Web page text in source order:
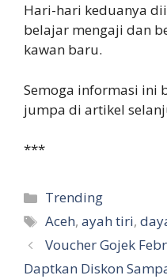
Hari-hari keduanya
belajar mengaji dan
kawan baru.
Semoga informasi ini
jumpa di artikel
***
Categories
Trending
Tags
Aceh,ayah tiri,
Voucher Gojek
Daptkan Diskon